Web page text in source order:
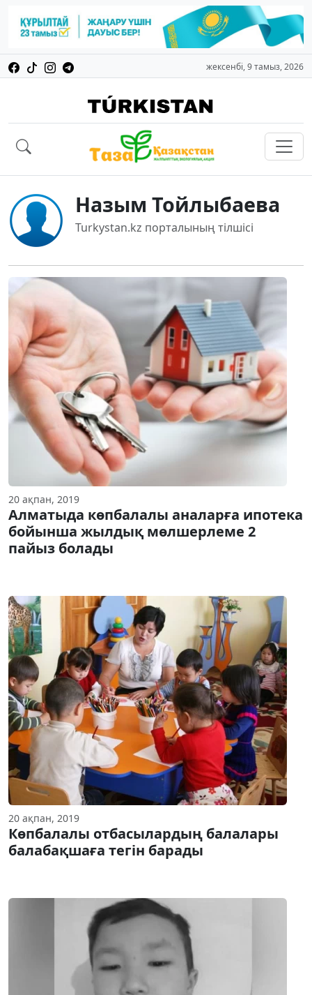
жексенбі, 9 тамыз, 2026
Назым Тойлыбаева
Turkystan.kz порталының тілшісі
20 ақпан, 2019
Алматыда көпбалалы аналарға ипотека
бойынша жылдық мөлшерлеме 2
пайыз болады
20 ақпан, 2019
Көпбалалы отбасылардың балалары
балабақшаға тегін барады